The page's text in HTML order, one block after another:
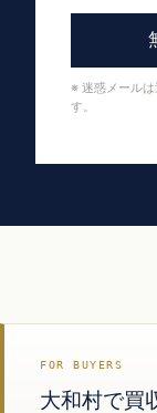
※ 迷惑メール
す。
FOR BUYERS
大和村で買